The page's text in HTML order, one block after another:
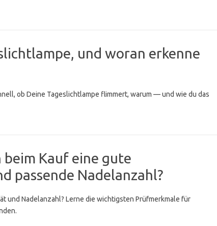
und woran erkenne
ob Deine Tageslichtlampe flimmert, warum — und wie du das
Kauf eine gute
passende Nadelanzahl?
und Nadelanzahl? Lerne die wichtigsten Prüfmerkmale für